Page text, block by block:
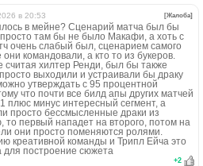
в 20:53 [Жалоба]
в мейне? Сценарий матча был бы
там бы не было Макафи, а хоть с
очень слабый был, сценарием самого
командовали, а кто то из букеров.
считая хилтер Ренди, был бы также
выходили и устраивали бы драку
утверждать с 95 процентной
что почти все билд апы других матчей
плюс минус интересный сегмент, а
просто бессмысленные драки из
то первый нападет на второго, потом на
они просто поменяются ролями.
креативной команды и Трипл Ейча это
построение сюжета
+2